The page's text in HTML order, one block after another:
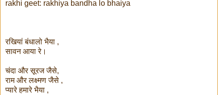
rakhi geet: rakhiya bandha lo bhaiya
रखियां बंधालो भैया ,
सावन आया रे।
चंदा और सूरज जैसे,
राम और लक्ष्मण जैसे ,
प्यारे हमारे भैया ,